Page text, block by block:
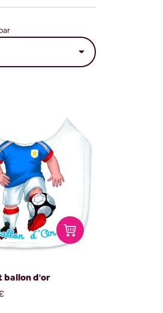

ballon d'or